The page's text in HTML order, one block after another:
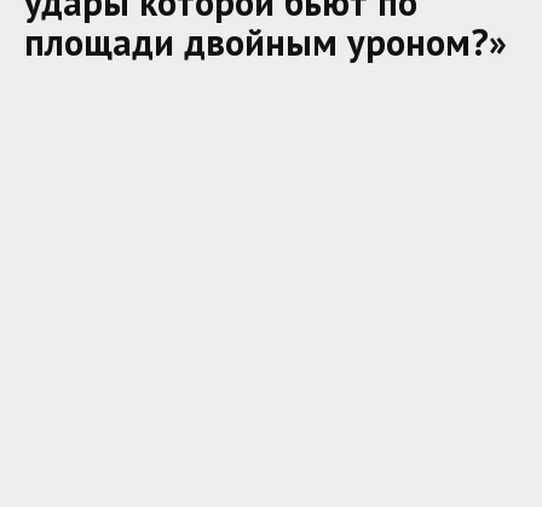
площади двойным уроном?»